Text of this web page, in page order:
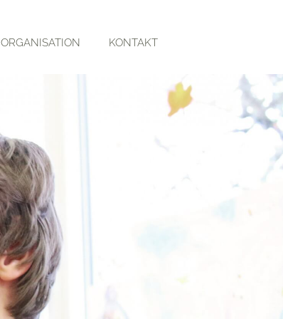
ORGANISATION KONTAKT